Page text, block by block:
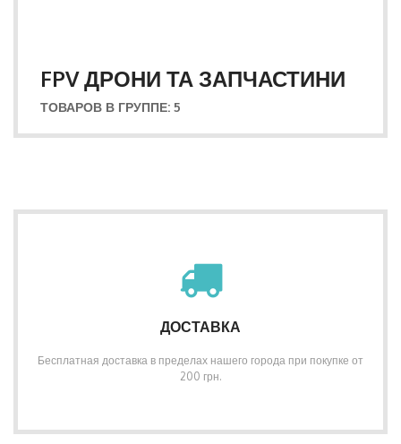
FPV ДРОНИ ТА ЗАПЧАСТИНИ
ТОВАРОВ В ГРУППЕ: 5
ДОСТАВКА
Бесплатная доставка в пределах нашего города при покупке от
200 грн.